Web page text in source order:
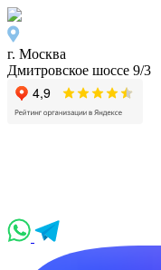
г. Москва
Дмитровское шоссе 9/3